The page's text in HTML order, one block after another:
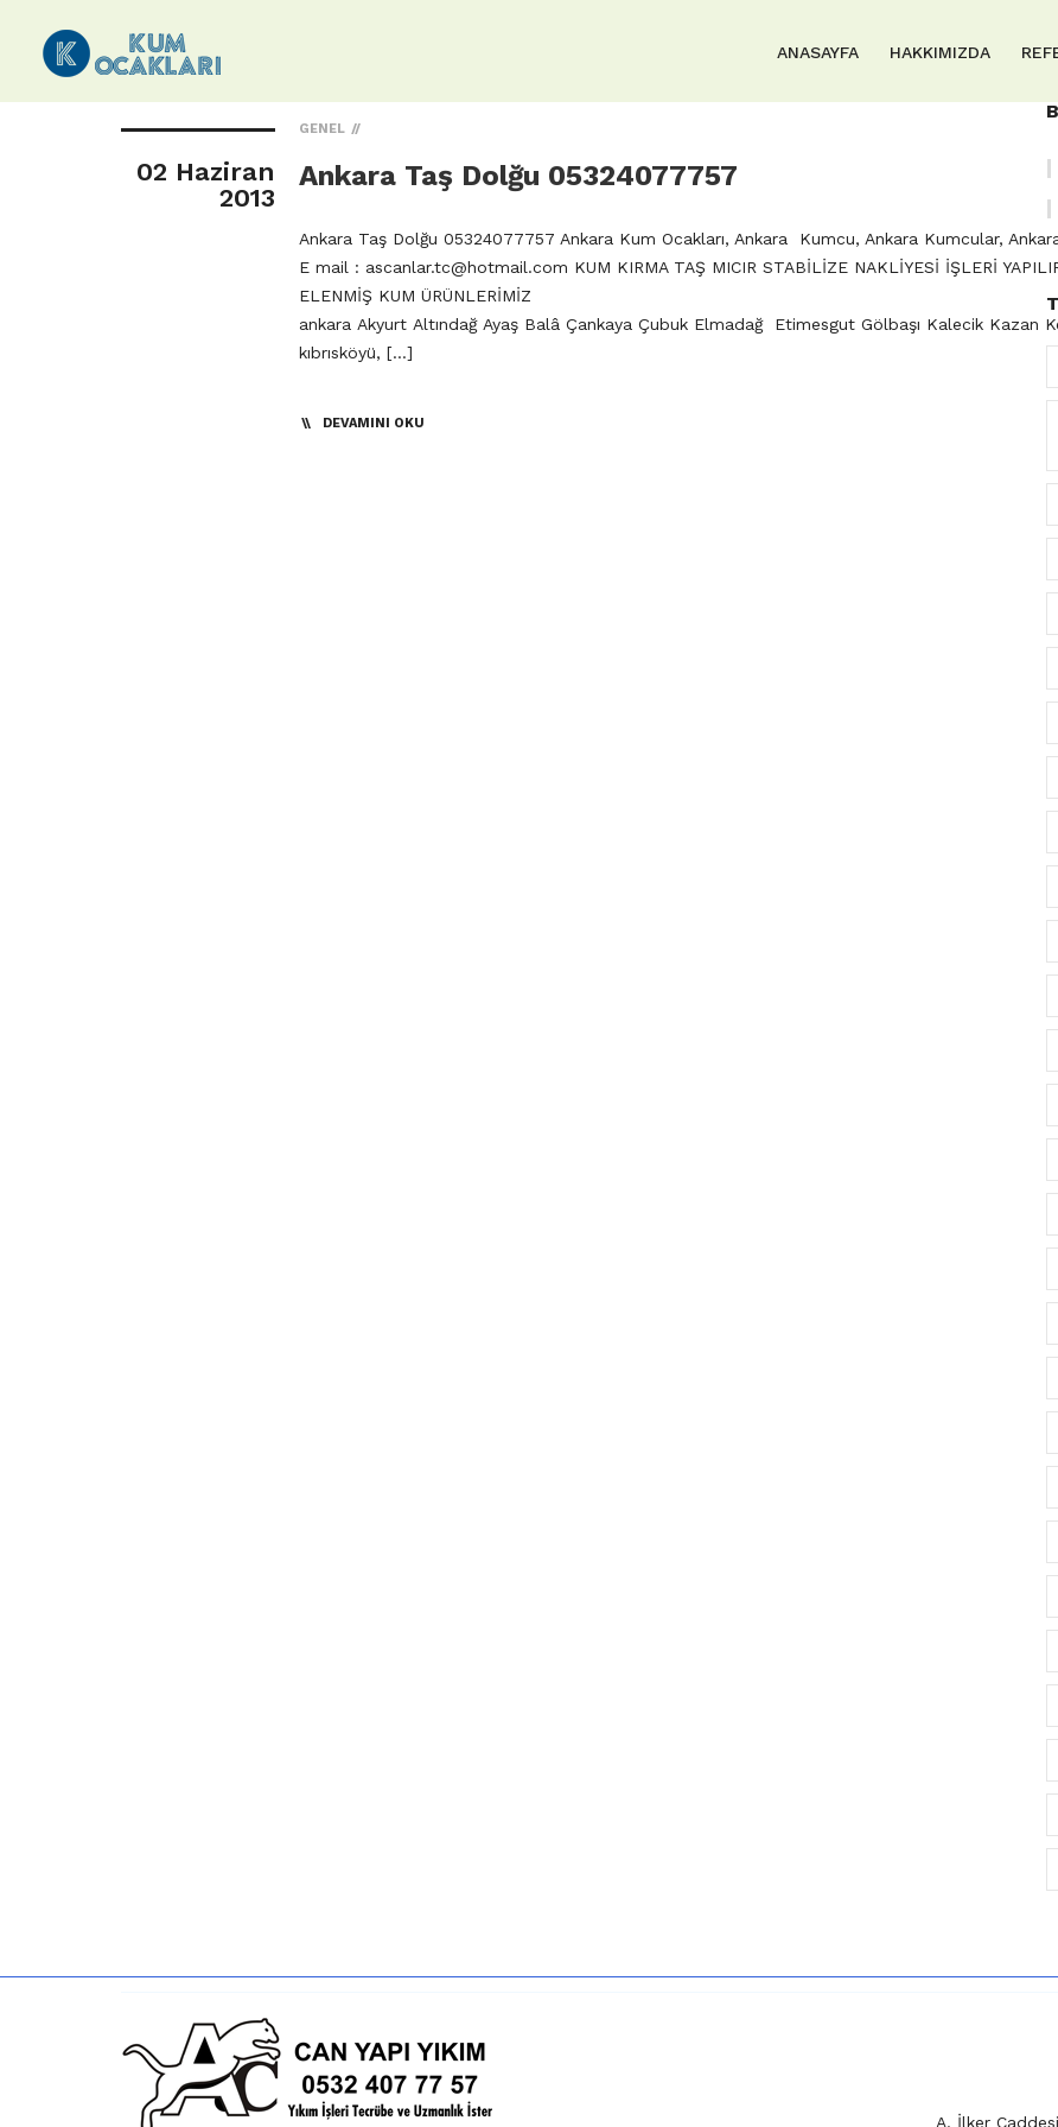
ANASAYFA HAKKIMIZDA
02 Haziran
2013
GENEL
Ankara Taş Dolğu 05324077757
Ankara Taş Dolğu 05324077757 Ankara Kum Ocakları, Ankara Kumcu, Ankara Kumcular,
E mail : ascanlar.tc@hotmail.com KUM KIRMA TAŞ MICIR STABİLİZE NAKLİYESİ İŞLERİ
ELENMİŞ KUM ÜRÜNLERİMİZ
ankara Akyurt Altındağ Ayaş Balâ Çankaya Çubuk Elmadağ Etimesgut Gölbaşı Kalecik Kazan
kıbrısköyü, […]
DEVAMINI OKU
A. İlker